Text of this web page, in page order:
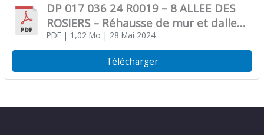
DP 017 036 24 R0019 – 8 ALLEE DES
ROSIERS – Réhausse de mur et dalle
en béton
PDF| 1,02 Mo | 28 Mai 2024
Télécharger